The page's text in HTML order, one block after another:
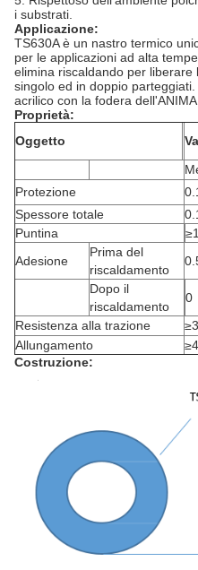
i substrati.
Applicazione:
TS630A è un nastro termico
per le applicazioni ad alta
elimina riscaldando per
singolo ed in doppio
acrilico con la fodera
Proprietà:
Oggetto
Protezione
Spessore totale
Puntina
Adesione
Prima del
riscaldamento
Dopo il
riscaldamento
0
Resistenza alla trazione
Allungamento
Costruzione: